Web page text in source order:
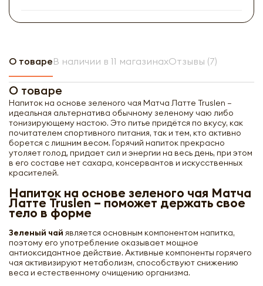
О товареВ наличии в 11 магазинахОтзывы (7)
О товаре
Напиток на основе зеленого чая Матча Латте Truslen –
идеальная альтернатива обычному зеленому чаю либо
тонизирующему настою. Это питье придётся по вкусу, как
почитателем спортивного питания, так и тем, кто активно
борется с лишним весом. Горячий напиток прекрасно
утоляет голод, придает сил и энергии на весь день, при этом
в его составе нет сахара, консервантов и искусственных
красителей.
Напиток на основе зеленого чая Матча
Латте Truslen – поможет держать свое
тело в форме
Зеленый чай является основным компонентом напитка,
поэтому его употребление оказывает мощное
антиоксидантное действие. Активные компоненты горячего
чая активизируют метаболизм, способствуют снижению
веса и естественному очищению организма.